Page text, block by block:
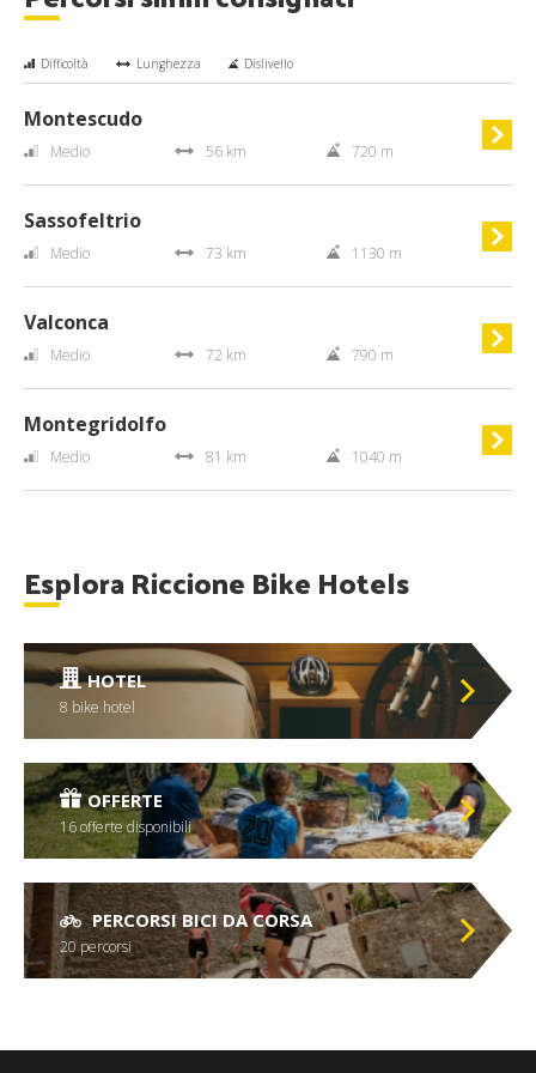
Difficoltà Lunghezza Dislivello
Montescudo
Medio 56 km 720 m
Sassofeltrio
Medio 73 km 1130 m
Valconca
Medio 72 km 790 m
Montegridolfo
Medio 81 km 1040 m
Esplora Riccione Bike Hotels
HOTEL
8 bike hotel
OFFERTE
16 offerte disponibili
PERCORSI BICI DA CORSA
20 percorsi